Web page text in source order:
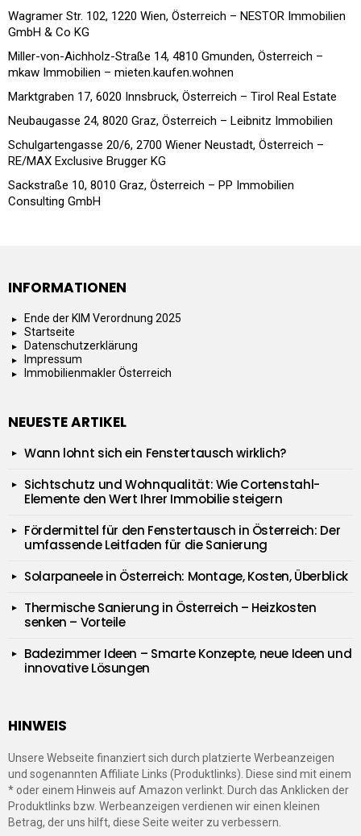
Wagramer Str. 102, 1220 Wien, Österreich – NESTOR Immobilien
GmbH & Co KG
Miller-von-Aichholz-Straße 14, 4810 Gmunden, Österreich –
mkaw Immobilien – mieten.kaufen.wohnen
Marktgraben 17, 6020 Innsbruck, Österreich – Tirol Real Estate
Neubaugasse 24, 8020 Graz, Österreich – Leibnitz Immobilien
Schulgartengasse 20/6, 2700 Wiener Neustadt, Österreich –
RE/MAX Exclusive Brugger KG
Sackstraße 10, 8010 Graz, Österreich – PP Immobilien
Consulting GmbH
INFORMATIONEN
Ende der KIM Verordnung 2025
Startseite
Datenschutzerklärung
Impressum
Immobilienmakler Österreich
NEUESTE ARTIKEL
Wann lohnt sich ein Fenstertausch wirklich?
Sichtschutz und Wohnqualität: Wie Cortenstahl-
Elemente den Wert Ihrer Immobilie steigern
Fördermittel für den Fenstertausch in Österreich: Der
umfassende Leitfaden für die Sanierung
Solarpaneele in Österreich: Montage, Kosten, Überblick
Thermische Sanierung in Österreich – Heizkosten
senken – Vorteile
Badezimmer Ideen – Smarte Konzepte, neue Ideen und
innovative Lösungen
HINWEIS
Unsere Webseite finanziert sich durch platzierte Werbeanzeigen
und sogenannten Affiliate Links (Produktlinks). Diese sind mit einem
* oder einem Hinweis auf Amazon verlinkt. Durch das Anklicken der
Produktlinks bzw. Werbeanzeigen verdienen wir einen kleinen
Betrag, der uns hilft, diese Seite weiter zu verbessern.